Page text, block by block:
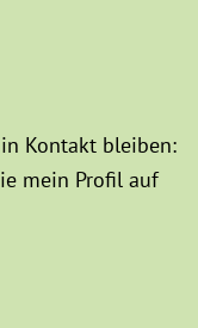
Kontakt bleiben:
mein Profil auf